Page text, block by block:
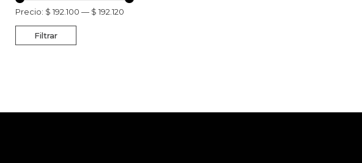
Filtrar
Precio: $ 192.100 — $ 192.120